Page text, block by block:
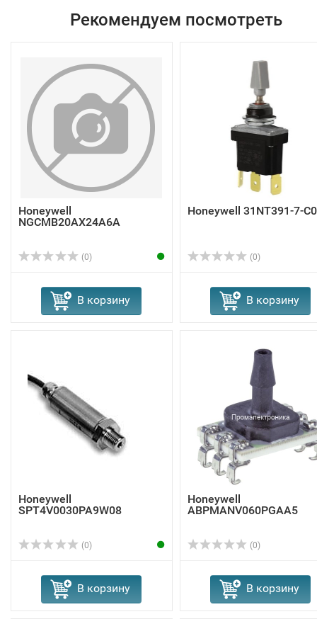
Рекомендуем посмотреть
Honeywell
NGCMB20AX24A6A
(0)
В корзину
Honeywell 31NT391-7-
(0)
В корзину
Honeywell
SPT4V0030PA9W08
(0)
В корзину
Honeywell
ABPMANV060PGAA5
(0)
В корзину